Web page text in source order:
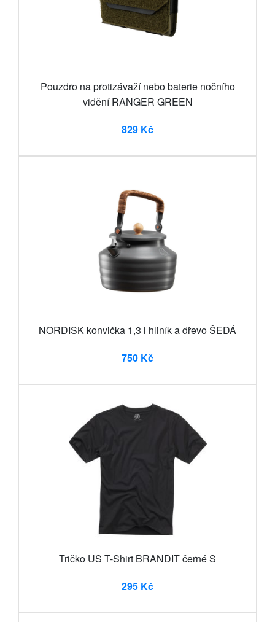
Pouzdro na protizávaží nebo baterie nočního
vidění RANGER GREEN
829 Kč
NORDISK konvička 1,3 l hliník a dřevo ŠEDÁ
750 Kč
Tričko US T-Shirt BRANDIT černé S
295 Kč